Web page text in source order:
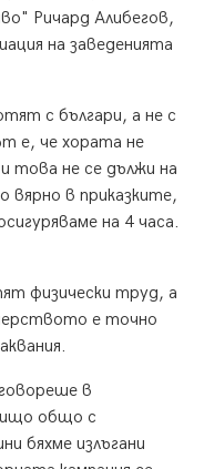
Ричард Алибегов,
на заведенията
с българи, а не с
е, че хората не
това не се дължи на
вярно в приказките,
на 4 часа.
физически труд, а
е точно
в
общо с
бяхме излъгани